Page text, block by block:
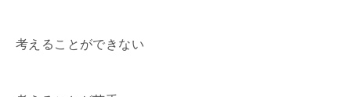
考えることができない